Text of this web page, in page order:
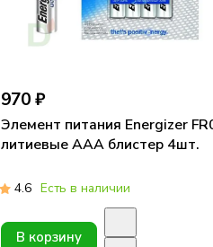
970 ₽
Элемент питания Energizer
литиевые ААА блистер 4шт.
4.6 Есть в наличии
В корзину